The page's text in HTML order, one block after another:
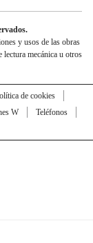
y usos de las obras
lectura mecánica u otros
de cookies
W
Teléfonos